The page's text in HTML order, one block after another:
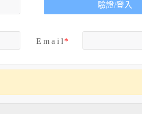
驗證/登入
E m a i l